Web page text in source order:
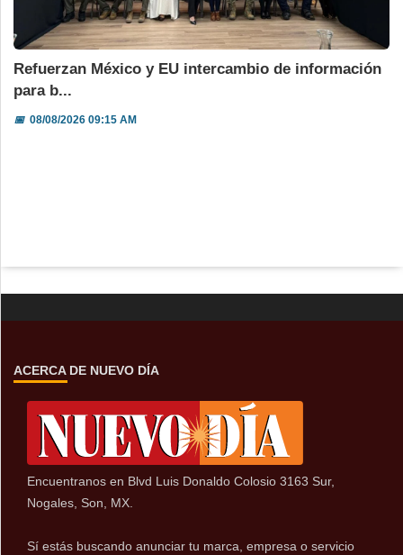
Refuerzan México y EU intercambio de información
para b...
📅08/08/2026 09:15 AM
ACERCA DE NUEVO DÍA
Encuentranos en Blvd Luis Donaldo Colosio 3163 Sur,
Nogales, Son, MX.
Sí estás buscando anunciar tu marca, empresa o servicio